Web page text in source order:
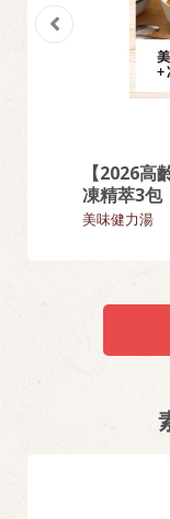
【2026
凍精萃3包
美味健力湯